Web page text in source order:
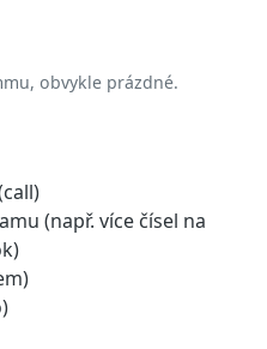
obvykle prázdné.
(např. více čísel na